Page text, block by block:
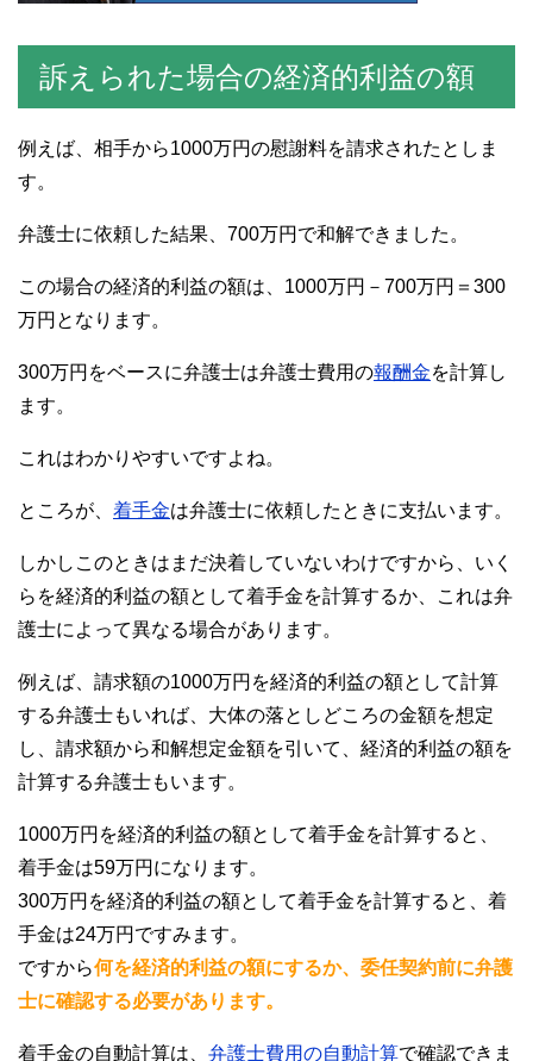
訴えられた場合の経済的利益の額
例えば、相手から1000万円の慰謝料を請求されたとしま
す。
弁護士に依頼した結果、700万円で和解できました。
この場合の経済的利益の額は、1000万円－700万円＝300
万円となります。
300万円をベースに弁護士は弁護士費用の報酬金を計算し
ます。
これはわかりやすいですよね。
ところが、 着手金は弁護士に依頼したときに支払います。
しかしこのときはまだ決着していないわけですから、いく
らを経済的利益の額として着手金を計算するか、これは弁
護士によって異なる場合があります。
例えば、請求額の1000万円を経済的利益の額として計算
する弁護士もいれば、大体の落としどころの金額を想定
し、請求額から和解想定金額を引いて、経済的利益の額を
計算する弁護士もいます。
1000万円を経済的利益の額として着手金を計算すると、
着手金は59万円になります。
300万円を経済的利益の額として着手金を計算すると、着
手金は24万円ですみます。
ですから何を経済的利益の額にするか、委任契約前に弁護
士に確認する必要があります。
着手金の自動計算は、 弁護士費用の自動計算で確認できま